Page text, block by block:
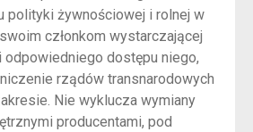
polityki żywnościowej i rolnej w
członkom wystarczającej
dostępu niego,
rządów transnarodowych
Nie wyklucza wymiany
producentami, pod